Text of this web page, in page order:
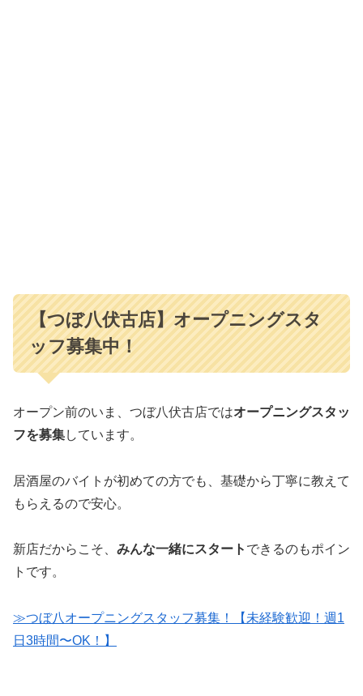
【つぼ八伏古店】オープニングスタ
ッフ募集中！
オープン前のいま、つぼ八伏古店ではオープニングスタッ
フを募集しています。
居酒屋のバイトが初めての方でも、基礎から丁寧に教えて
もらえるので安心。
新店だからこそ、 みんな一緒にスタート できるのもポイン
トです。
≫つぼ八オープニングスタッフ募集！【未経験歓迎！週1
日3時間〜OK！】